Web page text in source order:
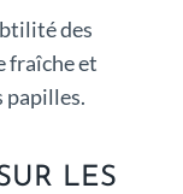
des
fraîche et
papilles.
LES